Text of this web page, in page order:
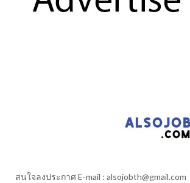
สนใจลงประกาศ E-mail : alsojobth@gmail.com